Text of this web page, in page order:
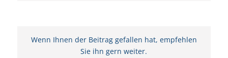
Wenn Ihnen der Beitrag gefallen hat, empfehlen
Sie ihn gern weiter.